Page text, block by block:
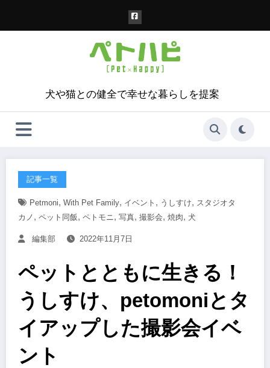
犬や猫との健全で幸せな暮らしを提案
記事一覧
Petmoni, With Pet Family, イベント , うしすけ, スタジオタ
カノ , ペット同飯, ペトモニ, 写真, 撮影会, 焼肉, 犬
編集部 2022年11月7日
ペットとともに生きる！
うしすけ、petomoniとタ
イアップした撮影会イベ
ント